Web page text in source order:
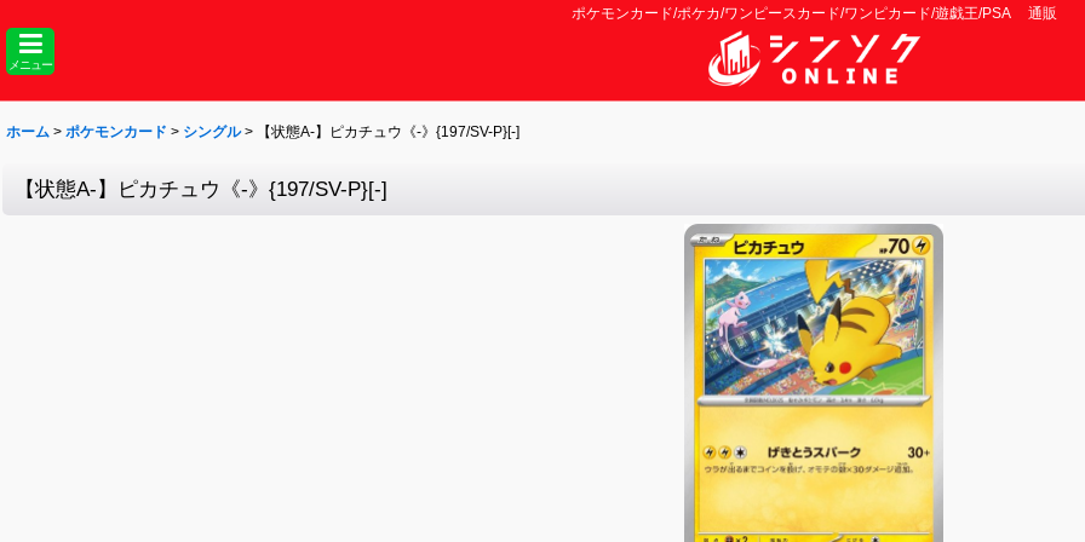
ポケモンカード/ポケカ/ワンピースカード/ワンピカード/遊戯王/PSA 通販
メニュー
ホーム > ポケモンカード > シングル > 【状態A-】ピカチュウ《-》{197/SV-P}[-]
【状態A-】ピカチュウ《-》{197/SV-P}[-]